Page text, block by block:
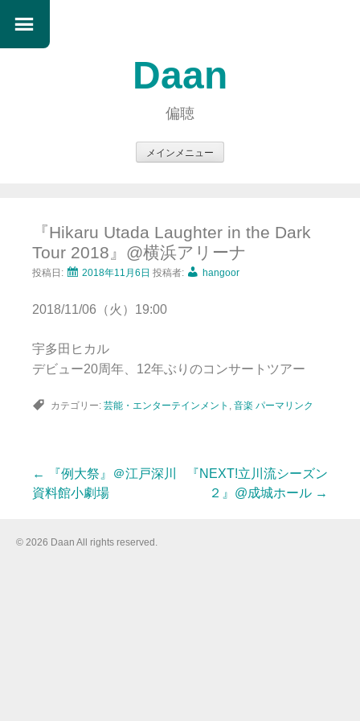
Daan
偏聴
メインメニュー
ン
ツ
へ
キ
プ
『Hikaru Utada Laughter in the Dark
Tour 2018』@横浜アリーナ
投稿日: 2018年11月6日 投稿者: hangoor
2018/11/06（火）19:00
宇多田ヒカル
デビュー20周年、12年ぶりのコンサートツアー
カテゴリー: 芸能・エンターテインメント , 音楽 パーマリンク
投
稿
←
『例大祭』＠江戸深川
資料館小劇場
『NEXT!立川流シーズン
２』@成城ホール →
© 2026 Daan All rights reserved.